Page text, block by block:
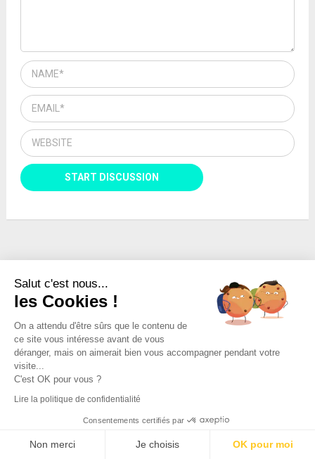
Salut c'est nous...
les Cookies !
On a attendu d'être sûrs que le contenu de
ce site vous intéresse avant de vous
déranger, mais on aimerait bien vous accompagner pendant votre
visite...
C'est OK pour vous ?
Lire la politique de confidentialité
Consentements certifiés par
Non merci Je choisis OK pour moi